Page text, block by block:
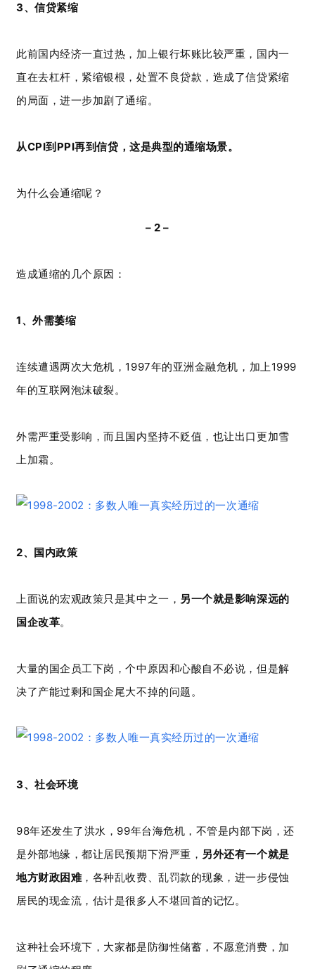
3、信贷紧缩
此前国内经济一直过热，加上银行坏账比较严重，国内一
直在去杠杆，紧缩银根，处置不良贷款，造成了信贷紧缩
的局面，进一步加剧了通缩。
从CPI到PPI再到信贷，这是典型的通缩场景。
为什么会通缩呢？
– 2 –
造成通缩的几个原因：
1、外需萎缩
连续遭遇两次大危机，1997年的亚洲金融危机，加上1999
年的互联网泡沫破裂。
外需严重受影响，而且国内坚持不贬值，也让出口更加雪
上加霜。
2、国内政策
上面说的宏观政策只是其中之一， 另一个就是影响深远的
国企改革。
大量的国企员工下岗，个中原因和心酸自不必说，但是解
决了产能过剩和国企尾大不掉的问题。
3、社会环境
98年还发生了洪水，99年台海危机，不管是内部下岗，还
是外部地缘，都让居民预期下滑严重， 另外还有一个就是
地方财政困难，各种乱收费、乱罚款的现象，进一步侵蚀
居民的现金流，估计是很多人不堪回首的记忆。
这种社会环境下，大家都是防御性储蓄，不愿意消费，加